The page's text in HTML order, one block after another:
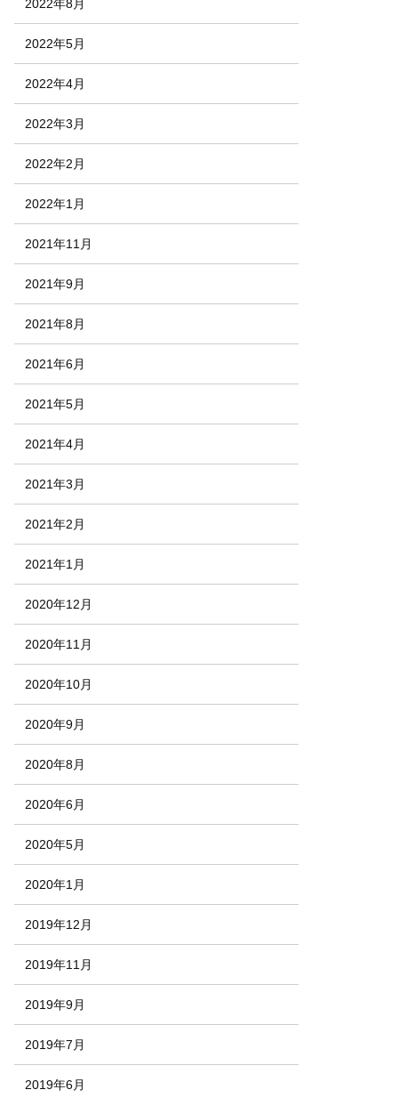
2022年8月
2022年5月
2022年4月
2022年3月
2022年2月
2022年1月
2021年11月
2021年9月
2021年8月
2021年6月
2021年5月
2021年4月
2021年3月
2021年2月
2021年1月
2020年12月
2020年11月
2020年10月
2020年9月
2020年8月
2020年6月
2020年5月
2020年1月
2019年12月
2019年11月
2019年9月
2019年7月
2019年6月